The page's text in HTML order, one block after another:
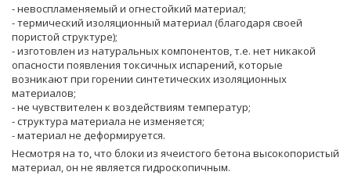
- невоспламеняемый и огнестойкий материал;
- термический изоляционный материал (благодаря своей
пористой структуре);
- изготовлен из натуральных компонентов, т.е. нет никакой
опасности появления токсичных испарений, которые
возникают при горении синтетических изоляционных
материалов;
- не чувствителен к воздействиям температур;
- структура материала не изменяется;
- материал не деформируется.
Несмотря на то, что блоки из ячеистого бетона высокопористый
материал, он не является гидроскопичным.